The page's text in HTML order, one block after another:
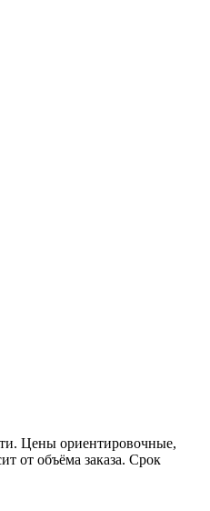
Цены ориентировочные,
от объёма заказа. Срок